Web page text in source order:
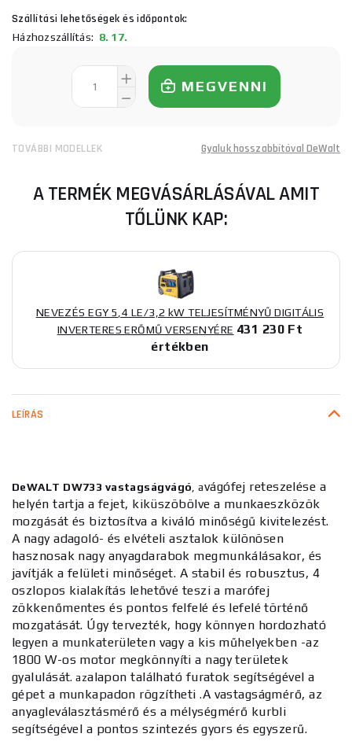
Szállítási lehetőségek és időpontok:
Házhozszállítás: 8. 17.
MEGVENNI
TOVÁBBI MODELLEK Gyaluk hosszabbítóval DeWalt
A TERMÉK MEGVÁSÁRLÁSÁVAL AMIT
TŐLÜNK KAP:
NEVEZÉS EGY 5,4 LE/3,2 kW TELJESÍTMÉNYŰ DIGITÁLIS
INVERTERES ERŐMŰ VERSENYÉRE 431 230 Ft
értékben
LEÍRÁS
DeWALT DW733 vastagságvágó , avágófej reteszelése a
helyén tartja a fejet, kiküszöbölve a munkaeszközök
mozgását és biztosítva a kiváló minőségű kivitelezést.
A nagy adagoló- és elvételi asztalok különösen
hasznosak nagy anyagdarabok megmunkálásakor, és
javítják a felületi minőséget. A stabil és robusztus, 4
oszlopos kialakítás lehetővé teszi a marófej
zökkenőmentes és pontos felfelé és lefelé történő
mozgatását. Úgy tervezték, hogy könnyen hordozható
legyen a munkaterületen vagy a kis műhelyekben -az
1800 W-os motor megkönnyíti a nagy területek
gyalulását. azalapon található furatok segítségével a
gépet a munkapadon rögzítheti.A vastagságmérő, az
anyagleválasztásmérő és a mélységmérő kurbli
segítségével a pontos szintezés gyors és egyszerű.